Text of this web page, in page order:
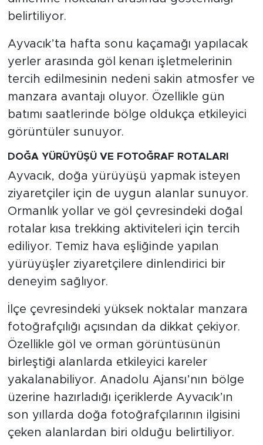
belirtiliyor.
Ayvacık’ta hafta sonu kaçamağı yapılacak
yerler arasında göl kenarı işletmelerinin
tercih edilmesinin nedeni sakin atmosfer ve
manzara avantajı oluyor. Özellikle gün
batımı saatlerinde bölge oldukça etkileyici
görüntüler sunuyor.
DOĞA YÜRÜYÜŞÜ VE FOTOĞRAF ROTALARI
Ayvacık, doğa yürüyüşü yapmak isteyen
ziyaretçiler için de uygun alanlar sunuyor.
Ormanlık yollar ve göl çevresindeki doğal
rotalar kısa trekking aktiviteleri için tercih
ediliyor. Temiz hava eşliğinde yapılan
yürüyüşler ziyaretçilere dinlendirici bir
deneyim sağlıyor.
İlçe çevresindeki yüksek noktalar manzara
fotoğrafçılığı açısından da dikkat çekiyor.
Özellikle göl ve orman görüntüsünün
birleştiği alanlarda etkileyici kareler
yakalanabiliyor. Anadolu Ajansı’nın bölge
üzerine hazırladığı içeriklerde Ayvacık’ın
son yıllarda doğa fotoğrafçılarının ilgisini
çeken alanlardan biri olduğu belirtiliyor.